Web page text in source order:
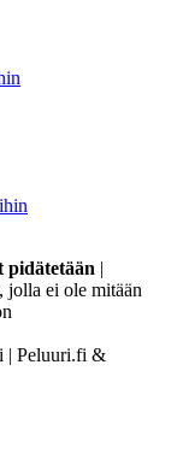
pidätetään |
jolla ei ole mitään
| Peluuri.fi &